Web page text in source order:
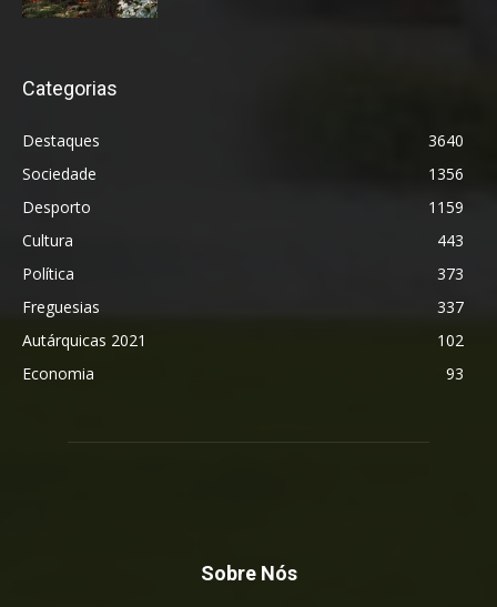
Categorias
Destaques
3640
Sociedade
1356
Desporto
1159
Cultura
443
Política
373
Freguesias
337
Autárquicas 2021
102
Economia
93
Sobre Nós